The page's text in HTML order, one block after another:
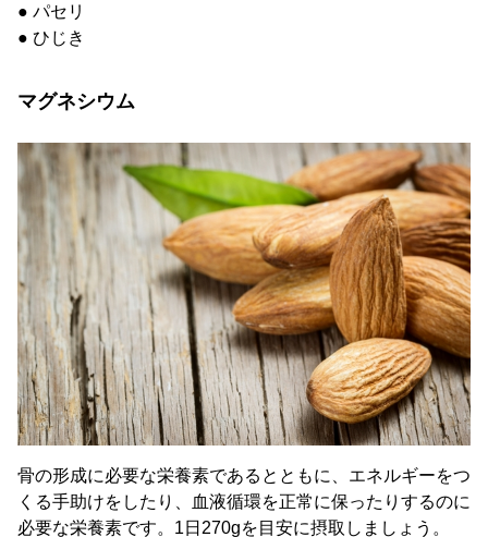
● パセリ
● ひじき
マグネシウム
骨の形成に必要な栄養素であるとともに、エネルギーをつ
くる手助けをしたり、血液循環を正常に保ったりするのに
必要な栄養素です。1日270gを目安に摂取しましょう。